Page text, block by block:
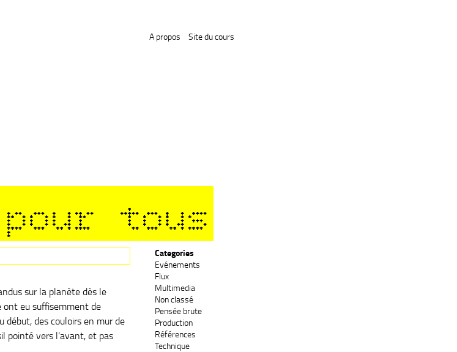
A propos Site du cours
tous
sur la planète dès le
ont eu suffisemment de
début, des couloirs en mur de
pointé vers l’avant, et pas
Categories
Evénements
Flux
Multimedia
Non classé
Pensée brute
Production
Références
Technique